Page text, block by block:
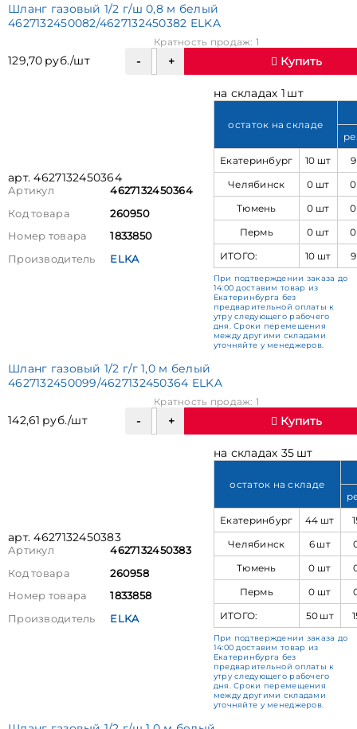
Шланг газовый 1/2 г/ш 0,8 м белый
4627132450082/4627132450382 ELKA
129,70 руб./шт
Кратность продаж: 1
Купить
арт. 4627132450364
Артикул
4627132450364
Код товара
260950
Номер товара
1833850
Производитель
ELKA
на складах 1 шт
остаток на складе
Екатеринбург
10 шт
Челябинск
0 шт
Тюмень
0 шт
Пермь
0 шт
ИТОГО:
10 шт
При подтверждении заказа до
14:00 доставим товар из
Екатеринбурга без
предварительной оплаты к
утру следующего рабочего
дня. Сроки перемещения
между другими складами
уточняйте у менеджеров.
Шланг газовый 1/2 г/г 1,0 м белый
4627132450099/4627132450364 ELKA
142,61 руб./шт
Кратность продаж: 1
Купить
арт. 4627132450383
Артикул
4627132450383
Код товара
260958
Номер товара
1833858
Производитель
ELKA
на складах 35 шт
остаток на складе
Екатеринбург
44 шт
Челябинск
6 шт
Тюмень
0 шт
Пермь
0 шт
ИТОГО:
50 шт
При подтверждении заказа до
14:00 доставим товар из
Екатеринбурга без
предварительной оплаты к
утру следующего рабочего
дня. Сроки перемещения
между другими складами
уточняйте у менеджеров.